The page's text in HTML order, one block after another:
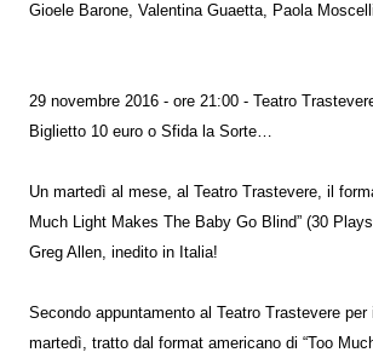
Gioele Barone, Valentina Guaetta, Paola
29 novembre 2016 - ore 21:00 - Teatro
Biglietto 10 euro o Sfida la Sorte…
Un martedì al mese, al Teatro Trastevere, il
Much Light Makes The Baby Go Blind” (30
Greg Allen, inedito in Italia!
Secondo appuntamento al Teatro Trastevere per
martedì, tratto dal format americano di “Too